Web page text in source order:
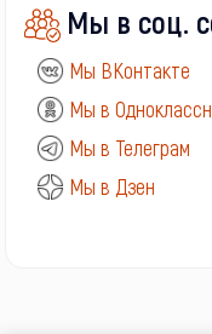
Мы в соц.
Мы ВКонтакте
Мы в
Мы в Телеграм
Мы в Дзен